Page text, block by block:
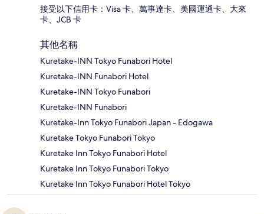
接受以下信用卡：Visa 卡、萬事達卡、美國運通卡、大來
卡、JCB 卡
其他名稱
Kuretake-INN Tokyo Funabori Hotel
Kuretake-INN Funabori Hotel
Kuretake-INN Tokyo Funabori
Kuretake-INN Funabori
Kuretake-Inn Tokyo Funabori Japan - Edogawa
Kuretake Tokyo Funabori Tokyo
Kuretake Inn Tokyo Funabori Hotel
Kuretake Inn Tokyo Funabori Tokyo
Kuretake Inn Tokyo Funabori Hotel Tokyo